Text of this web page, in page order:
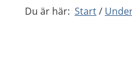
Du är här: Start